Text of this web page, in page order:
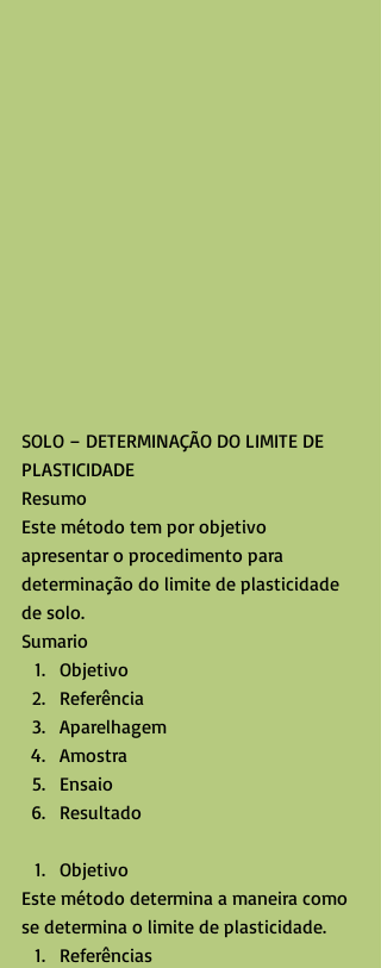
SOLO – DETERMINAÇÃO DO LIMITE DE
PLASTICIDADE
Resumo
Este método tem por objetivo
apresentar o procedimento para
determinação do limite de plasticidade
de solo.
Sumario
Objetivo
Referência
Aparelhagem
Amostra
Ensaio
Resultado
Objetivo
Este método determina a maneira como
se determina o limite de plasticidade.
Referências